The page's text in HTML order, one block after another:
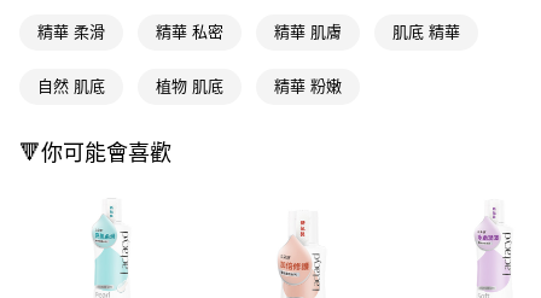
１．簡單：不需註冊會員、不需綁卡、不需儲值。
３．安心：先確認商品／服務後，再付款。
１．於結帳方式選擇「AFTEE先享後付」後，將跳轉至「AFTEE先享後付」
結帳頁面，進行簡訊認證並確認金額後，即可完成結帳。
３．收到繳費通知簡訊後14天內，點擊此簡訊中的連結，可透過四大超商／
ATM／網路銀行／等多元方式進行付款，方視為交易完成。
※ 請注意：結帳手續完成當下不需立刻繳費，但若您需要取消訂單，請聯絡
購買商品的店家。未經商家同意取消之訂單仍視為有效，需透過AFTEE先享
全家取貨付款
付款後全家取貨
每筆NT$65，滿NT$390(含以上)免運費
萊爾富取貨付款
每筆NT$65，滿NT$490(含以上)免運費
精華 柔滑 精華 私密 精華 肌膚 肌底 精華
自然 肌底 植物 肌底 精華 粉嫩
🔻你可能會喜歡